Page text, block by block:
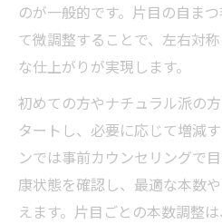
のが一般的です。片目の自ま
て微調整することで、左右対
な仕上がりが実現します。
初めての方やナチュラル派の
タートし、必要に応じて増減
ンでは事前カウンセリングで
康状態を確認し、最適な本数
えます。片目ごとの本数調整